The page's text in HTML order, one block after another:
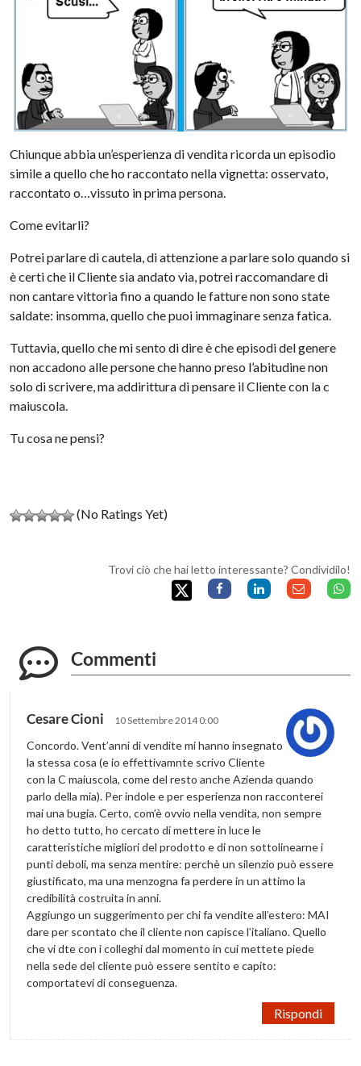
Chiunque abbia un’esperienza di vendita ricorda un episodio
simile a quello che ho raccontato nella vignetta: osservato,
raccontato o…vissuto in prima persona.
Come evitarli?
Potrei parlare di cautela, di attenzione a parlare solo quando si
è certi che il Cliente sia andato via, potrei raccomandare di
non cantare vittoria fino a quando le fatture non sono state
saldate: insomma, quello che puoi immaginare senza fatica.
Tuttavia, quello che mi sento di dire è che episodi del genere
non accadono alle persone che hanno preso l’abitudine non
solo di scrivere, ma addirittura di pensare il Cliente con la c
maiuscola.
Tu cosa ne pensi?
(No Ratings Yet)
Trovi ciò che hai letto interessante? Condividilo!
Commenti
Cesare Cioni 10 Settembre 2014 0:00
Concordo. Vent’anni di vendite mi hanno insegnato
la stessa cosa (e io effettivamnte scrivo Cliente
con la C maiuscola, come del resto anche Azienda quando
parlo della mia). Per indole e per esperienza non racconterei
mai una bugia. Certo, com’è ovvio nella vendita, non sempre
ho detto tutto, ho cercato di mettere in luce le
caratteristiche migliori del prodotto e di non sottolinearne i
punti deboli, ma senza mentire: perchè un silenzio può essere
giustificato, ma una menzogna fa perdere in un attimo la
credibilità costruita in anni.
Aggiungo un suggerimento per chi fa vendite all’estero: MAI
dare per scontato che il cliente non capisce l’italiano. Quello
che vi dte con i colleghi dal momento in cui mettete piede
nella sede del cliente può essere sentito e capito:
comportatevi di conseguenza.
Rispondi